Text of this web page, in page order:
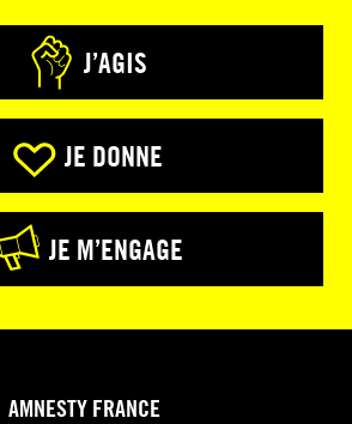
J’AGIS
JE DONNE
JE M’ENGAGE
AMNESTY FRANCE